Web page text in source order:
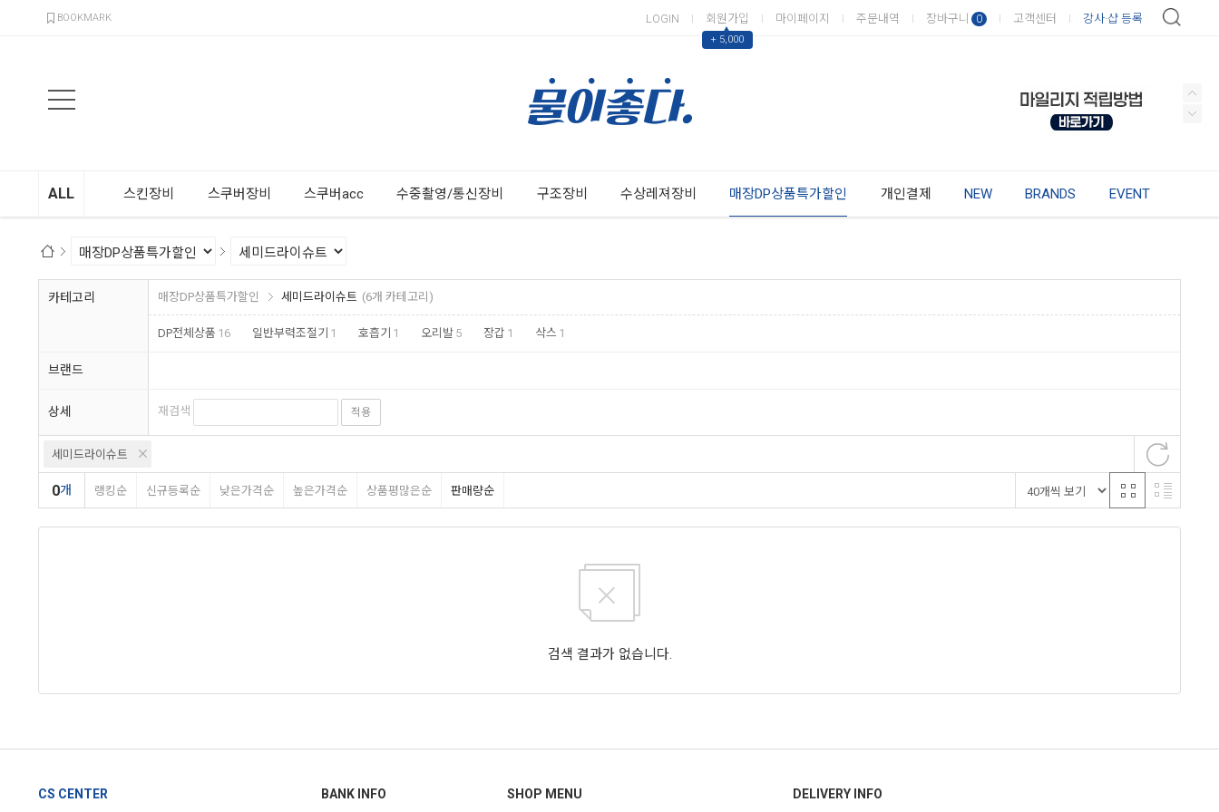
BOOKMARK LOGIN 회원가입
▲
+ 5,000
마이페이지 주문내역 장바구니 0 고객센터 강사·샵 등록
ALL 스킨장비 스쿠버장비 스쿠버acc 수중촬영/통신장비 구조장비 수상레져장비 매장DP상품특가할인 개인결제 NEW BRANDS EVENT
카테고리 매장DP상품특가할인 세미드라이슈트 (6개 카테고리)
DP전체상품 16 일반부력조절기 1 호흡기 1 오리발 5 장갑 1 삭스 1
브랜드
상세 재검색 적용
세미드라이슈트
0개 랭킹순 신규등록순 낮은가격순 높은가격순 상품평많은순 판매량순
검색 결과가 없습니다.
CS CENTER BANK INFO SHOP MENU DELIVERY INFO